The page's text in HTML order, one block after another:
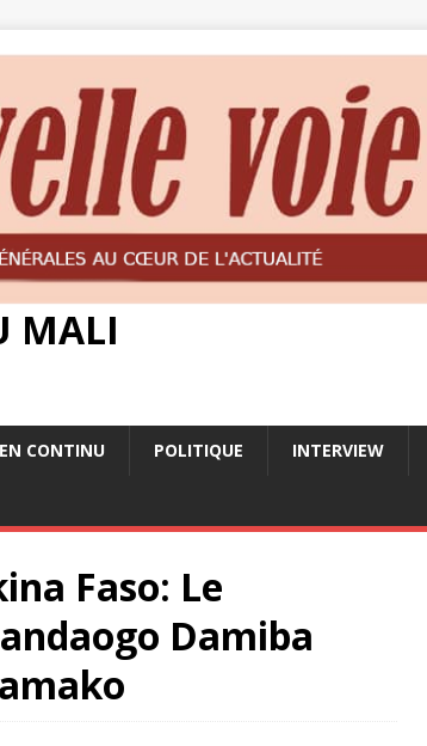
MALI
CONTINU POLITIQUE INTERVIEW
Faso: Le
Damiba